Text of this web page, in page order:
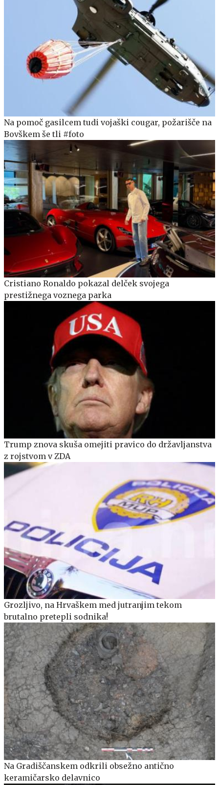
Na pomoč gasilcem tudi vojaški cougar, požarišče na
Bovškem še tli #foto
Cristiano Ronaldo pokazal delček svojega
prestižnega voznega parka
Trump znova skuša omejiti pravico do državljanstva
z rojstvom v ZDA
Grozljivo, na Hrvaškem med jutranjim tekom
brutalno pretepli sodnika!
Na Gradiščanskem odkrili obsežno antično
keramičarsko delavnico